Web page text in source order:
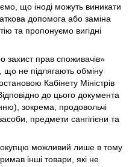
що іноді можуть виникати
допомога або заміна
та пропонуємо вигідні
захист прав споживачів»
що не підлягають обміну
Кабінету Міністрів
до цього документа
зокрема, продовольчі
предмети сангігієни та
можливий лише в тому
інші товари, які не